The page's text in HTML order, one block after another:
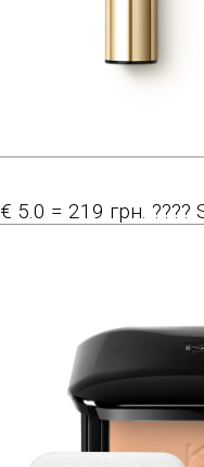
€ 5.0 = 219 грн.